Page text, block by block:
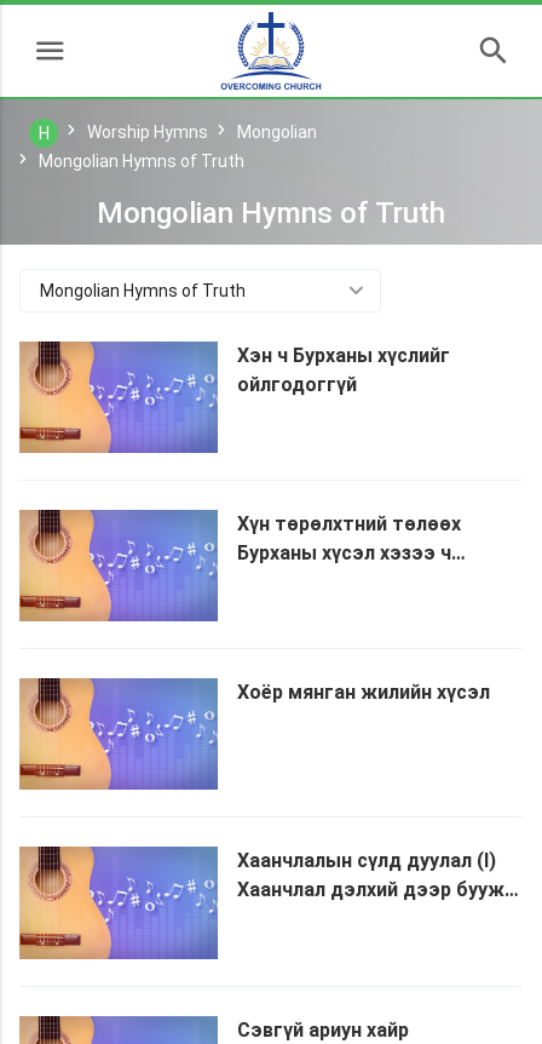
H Worship Hymns
Mongolian
Mongolian Hymns of Truth
Mongolian Hymns of Truth
Mongolian Hymns of Truth
Хэн ч Бурханы хүслийг
ойлгодоггүй
Хүн төрөлхтний төлөөх
Бурханы хүсэл хэзээ ч
Хоёр мянган жилийн хүсэл
Хаанчлалын сүлд дуулал (I)
Хаанчлал дэлхий дээр бууж
Сэвгүй ариун хайр